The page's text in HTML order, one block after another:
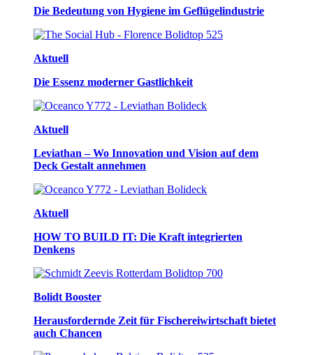
Die Bedeutung von Hygiene im Geflügelindustrie
Aktuell
Die Essenz moderner Gastlichkeit
Aktuell
Leviathan – Wo Innovation und Vision auf dem
Deck Gestalt annehmen
Aktuell
HOW TO BUILD IT: Die Kraft integrierten
Denkens
Bolidt Booster
Herausfordernde Zeit für Fischereiwirtschaft bietet
auch Chancen